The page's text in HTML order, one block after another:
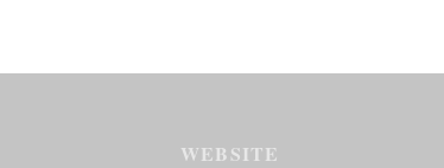
WEBSITE